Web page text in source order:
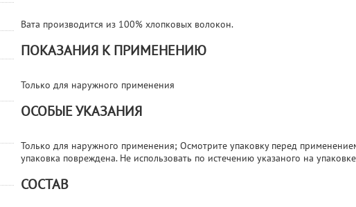
Вата производится из 100% хлопковых волокон.
ПОКАЗАНИЯ К ПРИМЕНЕНИЮ
Только для наружного применения
ОСОБЫЕ УКАЗАНИЯ
Только для наружного применения; Осмотрите упаковку перед
упаковка повреждена. Не использовать по истечению указаного на
СОСТАВ